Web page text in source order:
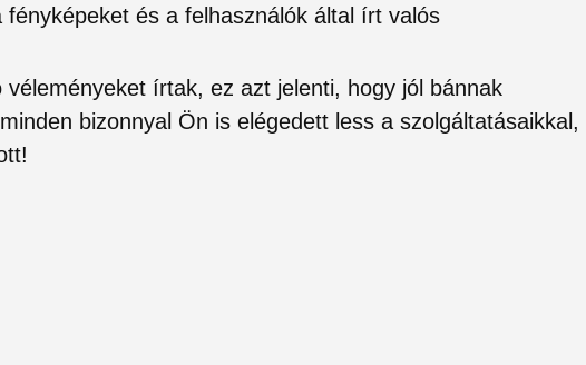
fényképeket és a felhasználók által írt valós
véleményeket írtak, ez azt jelenti, hogy jól bánnak
bizonnyal Ön is elégedett less a szolgáltatásaikkal,